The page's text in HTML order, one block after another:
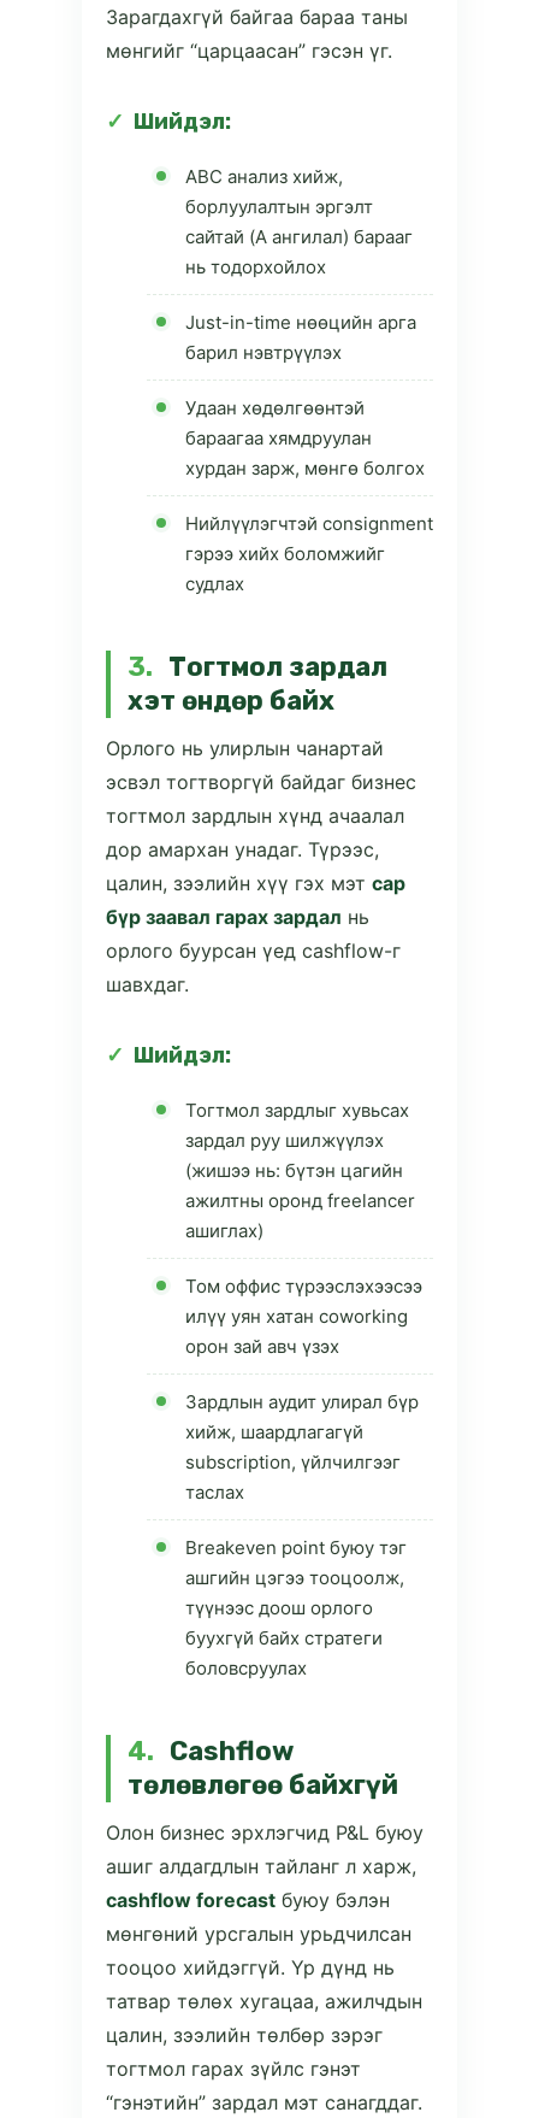
Зарагдахгүй байгаа бараа таны
мөнгийг “царцаасан” гэсэн үг.
Шийдэл:
ABC анализ хийж,
борлуулалтын эргэлт
сайтай (A ангилал) барааг
нь тодорхойлох
Just-in-time нөөцийн арга
барил нэвтрүүлэх
Удаан хөдөлгөөнтэй
бараагаа хямдруулан
хурдан зарж, мөнгө болгох
Нийлүүлэгчтэй consignment
гэрээ хийх боломжийг
судлах
3. Тогтмол зардал
хэт өндөр байх
Орлого нь улирлын чанартай
эсвэл тогтворгүй байдаг бизнес
тогтмол зардлын хүнд ачаалал
дор амархан унадаг. Түрээс,
цалин, зээлийн хүү гэх мэт сар
бүр заавал гарах зардал нь
орлого буурсан үед cashflow-г
шавхдаг.
Шийдэл:
Тогтмол зардлыг хувьсах
зардал руу шилжүүлэх
(жишээ нь: бүтэн цагийн
ажилтны оронд freelancer
ашиглах)
Том оффис түрээслэхээсээ
илүү уян хатан coworking
орон зай авч үзэх
Зардлын аудит улирал бүр
хийж, шаардлагагүй
subscription, үйлчилгээг
таслах
Breakeven point буюу тэг
ашгийн цэгээ тооцоолж,
түүнээс доош орлого
буухгүй байх стратеги
боловсруулах
4. Cashflow
төлөвлөгөө байхгүй
Олон бизнес эрхлэгчид P&L буюу
ашиг алдагдлын тайланг л харж,
cashflow forecast буюу бэлэн
мөнгөний урсгалын урьдчилсан
тооцоо хийдэггүй. Үр дүнд нь
татвар төлөх хугацаа, ажилчдын
цалин, зээлийн төлбөр зэрэг
тогтмол гарах зүйлс гэнэт
“гэнэтийн” зардал мэт санагддаг.